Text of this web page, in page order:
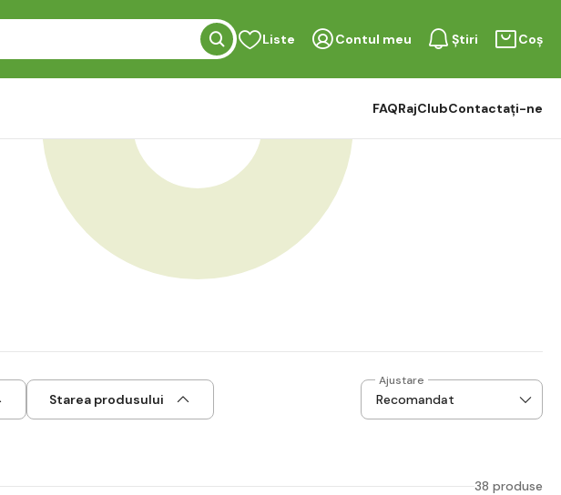
Liste Contul meu Știri Coș
FAQRajClubContactați-ne
Starea produsului
Ajustare
38 produse